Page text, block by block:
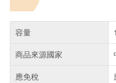
容量
商品來源國家
應免稅